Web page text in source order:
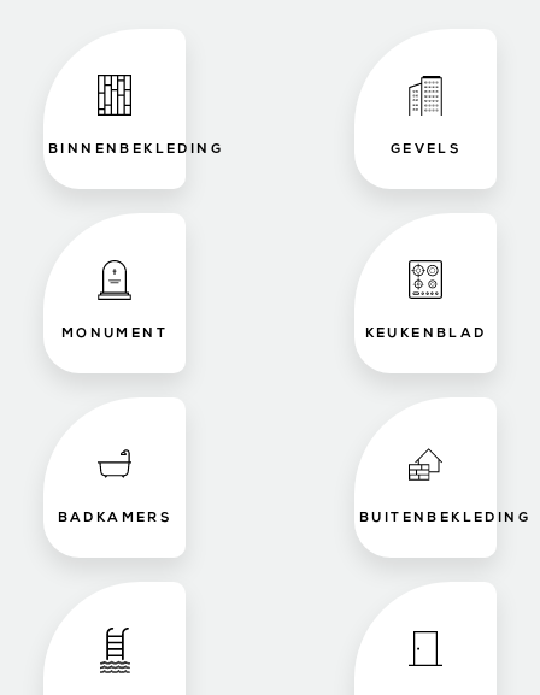
BINNENBEKLEDING GEVELS
MONUMENT KEUKENBLAD
BADKAMERS BUITENBEKLEDING